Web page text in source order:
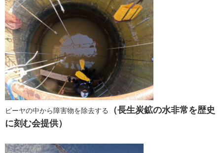
ピーヤの中から障害物を除去する
（長生炭鉱の水非常を歴史
に刻む会提供）